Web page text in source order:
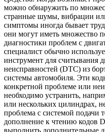
можно обнаружить по
странные шумы, вибрации
симптомы иногда бывает
они могут иметь множество
диагностики проблем с
специалист обычно
инструмент для считывания
неисправностей (DTC) из
системы автомобиля. Эти
конкретной проблеме или
необходимо устранить,
или нескольких цилиндрах,
проблема с системой подачи
дополнение к чтению кодов